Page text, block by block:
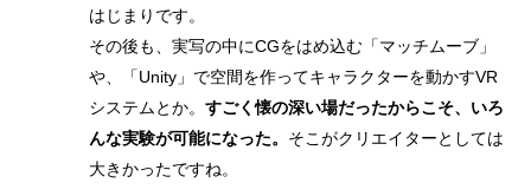
はじまりです。
その後も、実写の中にCGをはめ込む「マッチムーブ」
や、「Unity」で空間を作ってキャラクターを動かすVR
システムとか。 すごく懐の深い場だったからこそ、いろ
んな実験が可能になった。 そこがクリエイターとしては
大きかったですね。